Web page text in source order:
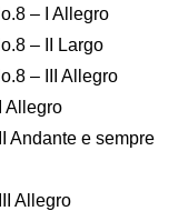
– I Allegro
– II Largo
– III Allegro
Allegro
Andante e sempre
Allegro